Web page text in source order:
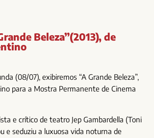
Beleza”(2013), de
(08/07), exibiremos “A Grande Beleza”,
para a Mostra Permanente de Cinema
e crítico de teatro Jep Gambardella (Toni
e seduziu a luxuosa vida noturna de